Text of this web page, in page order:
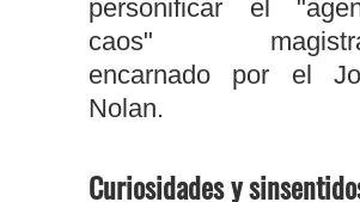
personificar el
caos"
encarnado por el
Nolan.
Curiosidades y